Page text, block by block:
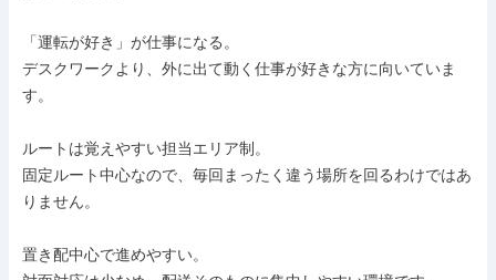
「運転が好き」が仕事になる。
デスクワークより、外に出て動く仕事が好きな方に向いていま
す。
ルートは覚えやすい担当エリア制。
固定ルート中心なので、毎回まったく違う場所を回るわけではあ
りません。
置き配中心で進めやすい。